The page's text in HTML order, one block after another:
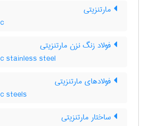
مارتنزیتی
فولاد زنگ نزن مارتنزیتی
stainless steel
فولادهای مارتنزیتی
steels
ساختار مارتنزیتی